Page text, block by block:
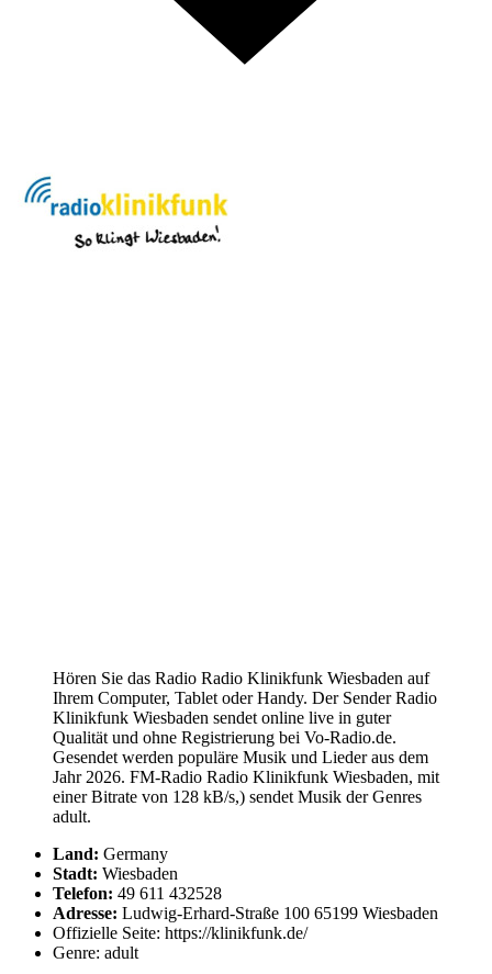
Hören Sie das Radio Radio Klinikfunk Wiesbaden auf
Ihrem Computer, Tablet oder Handy. Der Sender Radio
Klinikfunk Wiesbaden sendet online live in guter
Qualität und ohne Registrierung bei Vo-Radio.de.
Gesendet werden populäre Musik und Lieder aus dem
Jahr 2026. FM-Radio Radio Klinikfunk Wiesbaden, mit
einer Bitrate von 128 kB/s,) sendet Musik der Genres
adult.
Land: Germany
Stadt: Wiesbaden
Telefon: 49 611 432528
Adresse: Ludwig-Erhard-Straße 100 65199 Wiesbaden
Offizielle Seite: https://klinikfunk.de/
Genre: adult